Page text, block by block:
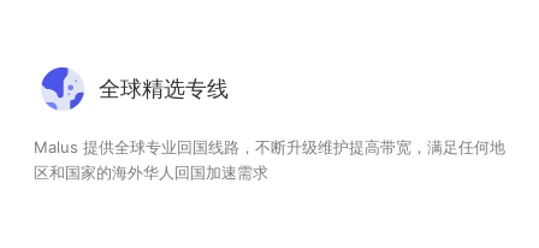
全球精选专线
Malus 提供全球专业回国线路，不断升级维护提高带宽，满足任何地
区和国家的海外华人回国加速需求